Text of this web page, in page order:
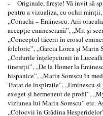
- Originale, fireşte! Vă invit să
pentru a vizualiza, cu ochii
,,Conachi – Eminescu. Arii
accepţie eminesciană”, ,,Mit şi
,,Conceptul tăcerii în erosul
folcloric”, ,,Garcia Lorca şi Marin
,,Codurile înţelepciunii în
tinereţii”, ,,De la Homer la
hispanice”, ,,Marin Sorescu în
Tratat de inspiraţie”, ,,Eminescu
exeget şi hermeneut de profil”,
viziunea lui Marin Sorescu” etc.
,,Colocvii în Grădina